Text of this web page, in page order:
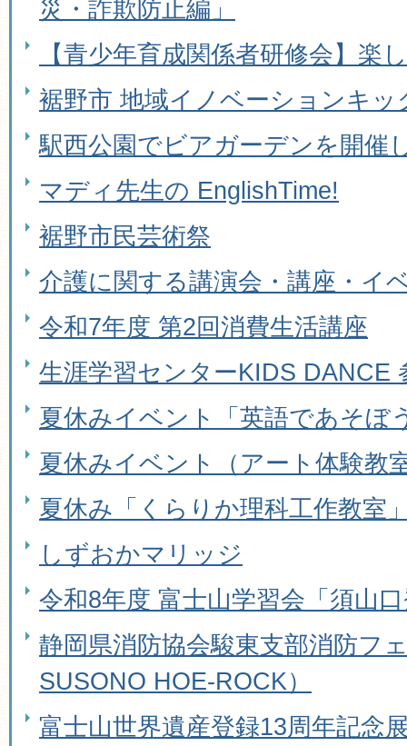
災・詐欺防止編」
【青少年育成関係者研修会】楽
裾野市 地域イノベーションキ
駅西公園でビアガーデンを開催
マディ先生の EnglishTime!
裾野市民芸術祭
介護に関する講演会・講座・イ
令和7年度 第2回消費生活講座
生涯学習センターKIDS DANCE
夏休みイベント「英語であそぼ
夏休みイベント（アート体験教
夏休み「くらりか理科工作教室
しずおかマリッジ
令和8年度 富士山学習会「須山
静岡県消防協会駿東支部消防フ
SUSONO HOE-ROCK）
富士山世界遺産登録13周年記念